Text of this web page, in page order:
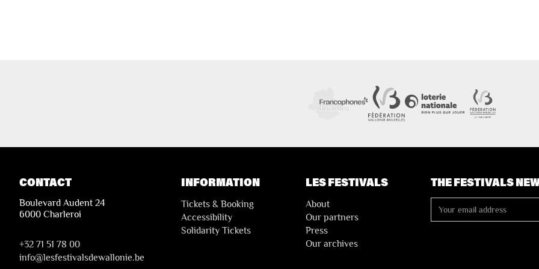
CONTACT
Boulevard Audent 24
6000 Charleroi
+32 71 51 78 00
info@lesfestivalsdewallonie.be
INFORMATION
Tickets & Booking
Accessibility
Solidarity Tickets
LES FESTIVALS
About
Our partners
Press
Our archives
THE FESTIVALS